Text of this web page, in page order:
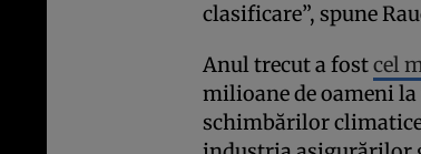
clasificare”, spune
Anul trecut a fostcel
milioane de oameni
schimbărilor